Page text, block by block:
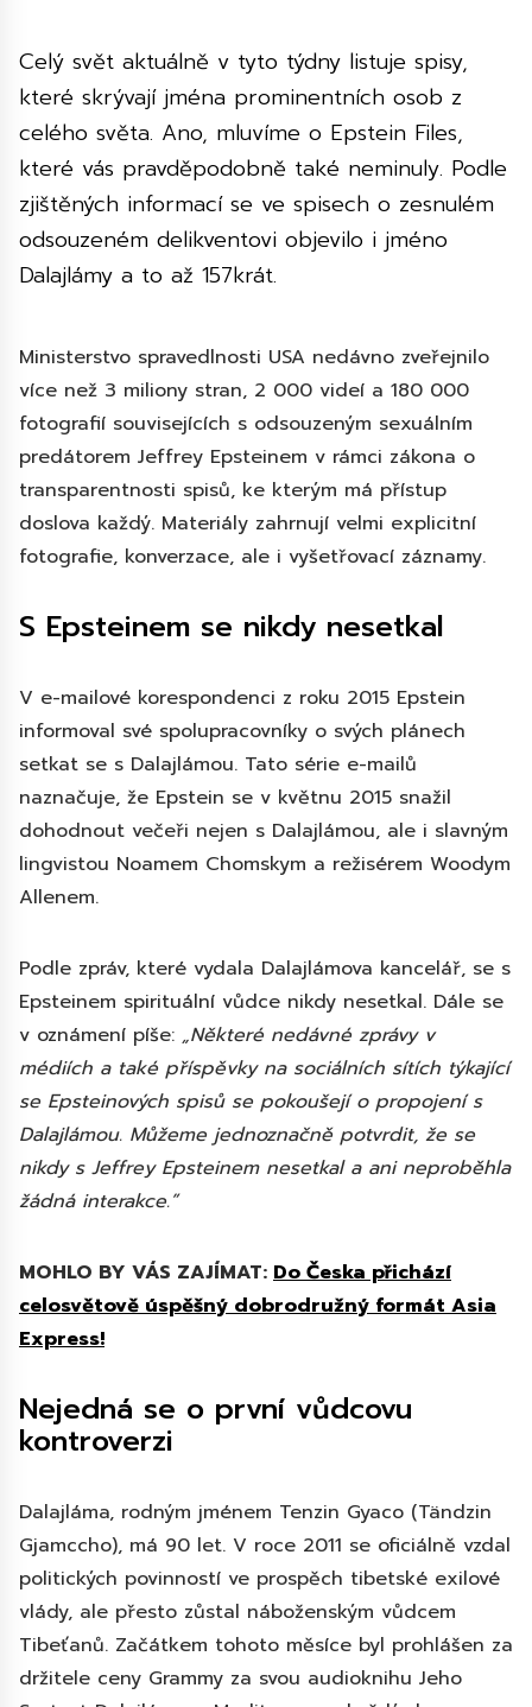
Celý svět aktuálně v tyto týdny listuje spisy,
které skrývají jména prominentních osob z
celého světa. Ano, mluvíme o Epstein Files,
které vás pravděpodobně také neminuly. Podle
zjištěných informací se ve spisech o zesnulém
odsouzeném delikventovi objevilo i jméno
Dalajlámy a to až 157krát.
Ministerstvo spravedlnosti USA nedávno zveřejnilo
více než 3 miliony stran, 2 000 videí a 180 000
fotografií souvisejících s odsouzeným sexuálním
predátorem Jeffrey Epsteinem v rámci zákona o
transparentnosti spisů, ke kterým má přístup
doslova každý. Materiály zahrnují velmi explicitní
fotografie, konverzace, ale i vyšetřovací záznamy.
S Epsteinem se nikdy nesetkal
V e-mailové korespondenci z roku 2015 Epstein
informoval své spolupracovníky o svých plánech
setkat se s Dalajlámou. Tato série e-mailů
naznačuje, že Epstein se v květnu 2015 snažil
dohodnout večeři nejen s Dalajlámou, ale i slavným
lingvistou Noamem Chomskym a režisérem Woodym
Allenem.
Podle zpráv, které vydala Dalajlámova kancelář, se s
Epsteinem spirituální vůdce nikdy nesetkal. Dále se
v oznámení píše: „Některé nedávné zprávy v
médiích a také příspěvky na sociálních sítích týkající
se Epsteinových spisů se pokoušejí o propojení s
Dalajlámou. Můžeme jednoznačně potvrdit, že se
nikdy s Jeffrey Epsteinem nesetkal a ani neproběhla
žádná interakce.”
MOHLO BY VÁS ZAJÍMAT: Do Česka přichází
celosvětově úspěšný dobrodružný formát Asia
Express!
Nejedná se o první vůdcovu
kontroverzi
Dalajláma, rodným jménem Tenzin Gyaco (Tändzin
Gjamccho), má 90 let. V roce 2011 se oficiálně vzdal
politických povinností ve prospěch tibetské exilové
vlády, ale přesto zůstal náboženským vůdcem
Tibeťanů. Začátkem tohoto měsíce byl prohlášen za
držitele ceny Grammy za svou audioknihu Jeho